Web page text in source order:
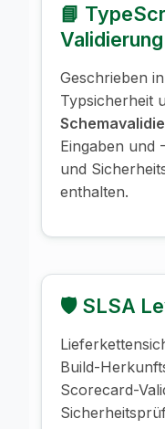
📘
Validierung
Geschrieben in
Typsicherheit
Eingaben und
und
enthalten.
🛡️ SLSA
Build-
Scorecard-